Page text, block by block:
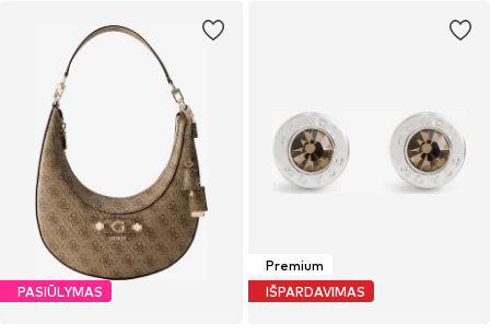
PASIŪLYMAS
Premium
IŠPARDAVIMAS